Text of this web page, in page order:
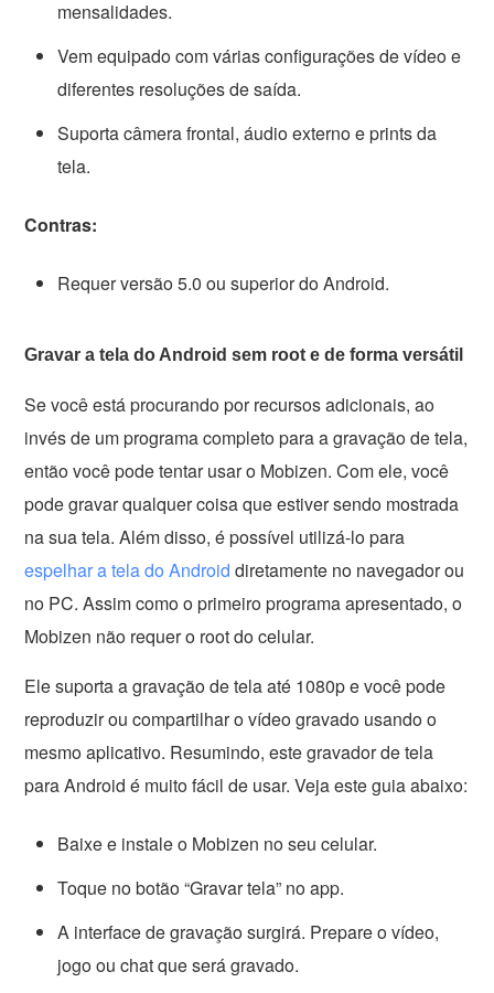
mensalidades.
Vem equipado com várias configurações de vídeo e
diferentes resoluções de saída.
Suporta câmera frontal, áudio externo e prints da
tela.
Contras:
Requer versão 5.0 ou superior do Android.
Gravar a tela do Android sem root e de forma versátil
Se você está procurando por recursos adicionais, ao
invés de um programa completo para a gravação de tela,
então você pode tentar usar o Mobizen. Com ele, você
pode gravar qualquer coisa que estiver sendo mostrada
na sua tela. Além disso, é possível utilizá-lo para
espelhar a tela do Android diretamente no navegador ou
no PC. Assim como o primeiro programa apresentado, o
Mobizen não requer o root do celular.
Ele suporta a gravação de tela até 1080p e você pode
reproduzir ou compartilhar o vídeo gravado usando o
mesmo aplicativo. Resumindo, este gravador de tela
para Android é muito fácil de usar. Veja este guia abaixo:
Baixe e instale o Mobizen no seu celular.
Toque no botão “Gravar tela” no app.
A interface de gravação surgirá. Prepare o vídeo,
jogo ou chat que será gravado.